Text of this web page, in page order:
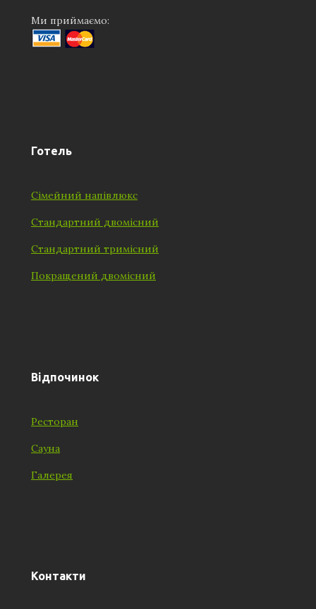
Ми приймаємо:
Готель
Сімейний напівлюкс
Стандартний двомісний
Стандартний тримісний
Покращений двомісний
Відпочинок
Ресторан
Сауна
Галерея
Контакти